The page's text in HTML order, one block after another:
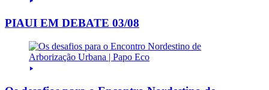
PIAUI EM DEBATE 03/08